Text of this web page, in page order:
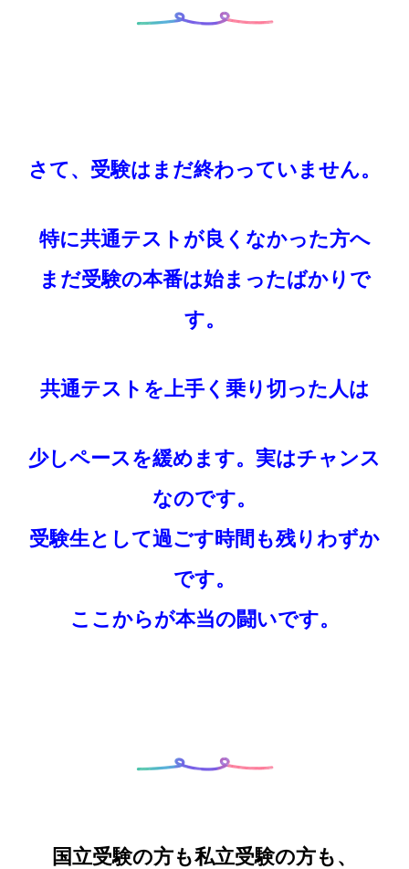
さて、受験はまだ終わっていません。
特に共通テストが良くなかった方へ
まだ受験の本番は始まったばかりで
す。
共通テストを上手く乗り切った人は
少しペースを緩めます。実はチャンス
なのです。
受験生として過ごす時間も残りわずか
です。
ここからが本当の闘いです。
国立受験の方も私立受験の方も、